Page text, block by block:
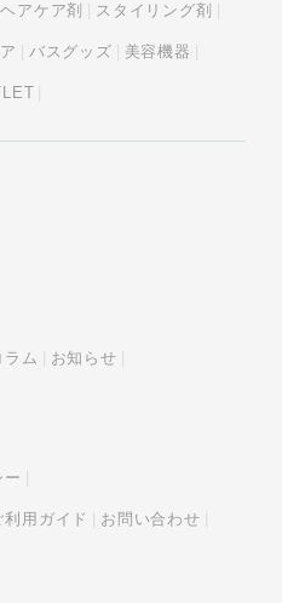
ヘアケア剤 スタイリング剤
バスグッズ 美容機器
ラム お知らせ
ー
利用ガイド お問い合わせ